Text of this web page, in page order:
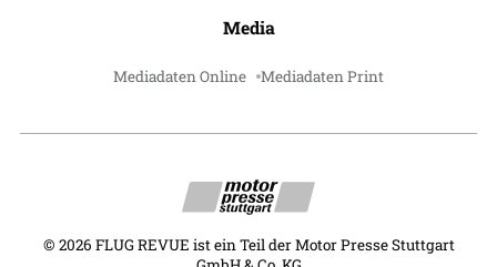
Media
Mediadaten Online Mediadaten Print
© 2026 FLUG REVUE ist ein Teil der Motor Presse Stuttgart